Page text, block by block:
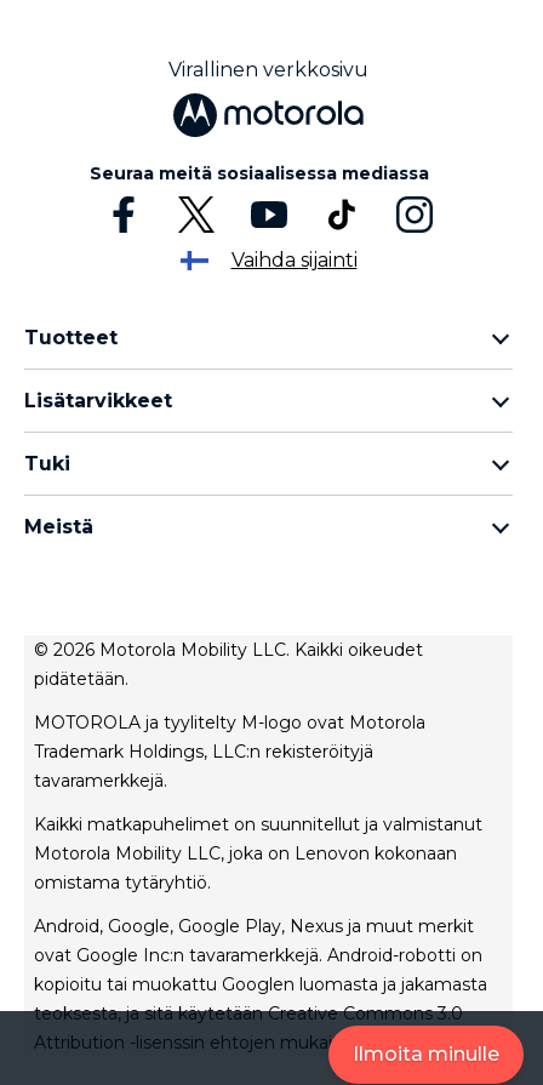
Ilmoita minulle
Virallinen verkkosivu
Seuraa meitä sosiaalisessa mediassa
Vaihda sijainti
Tuotteet
Motorola G -perhe
Thinkphone 25 by Motorola
Lisätarvikkeet
moto tag
Tuki
Korjauksen tila
Rescue- ja älyavustintyökalu
Meistä
Myyntiehdot
Käyttöehdot
Tietosuojakäytäntö
Innovaatio
Urat
Tuotteen yksityisyys
© 2026 Motorola Mobility LLC. Kaikki oikeudet
pidätetään.
MOTOROLA ja tyylitelty M-logo ovat Motorola
Trademark Holdings, LLC:n rekisteröityjä
tavaramerkkejä.
Kaikki matkapuhelimet on suunnitellut ja valmistanut
Motorola Mobility LLC, joka on Lenovon kokonaan
omistama tytäryhtiö.
Android, Google, Google Play, Nexus ja muut merkit
ovat Google Inc:n tavaramerkkejä. Android-robotti on
kopioitu tai muokattu Googlen luomasta ja jakamasta
teoksesta, ja sitä käytetään Creative Commons 3.0
Attribution -lisenssin ehtojen mukaisesti.